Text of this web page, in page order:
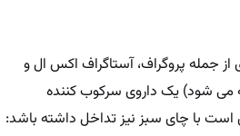
از جمله پروگراف، آستاگراف اکس ال و
می شود) یک داروی سرکوب کننده
با چای سبز نیز تداخل داشته باشد: